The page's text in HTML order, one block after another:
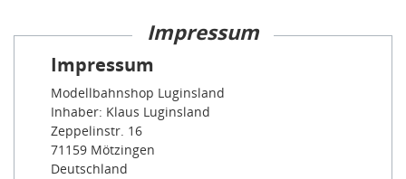
Impressum
Impressum
Modellbahnshop Luginsland
Inhaber: Klaus Luginsland
Zeppelinstr. 16
71159 Mötzingen
Deutschland